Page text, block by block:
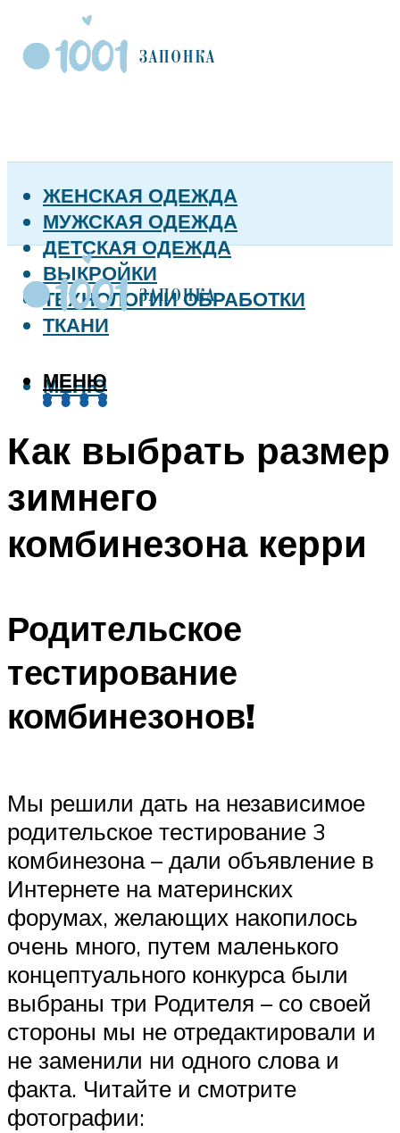
ЖЕНСКАЯ ОДЕЖДА
МУЖСКАЯ ОДЕЖДА
ДЕТСКАЯ ОДЕЖДА
ВЫКРОЙКИ
ТЕХНОЛОГИИ ОБРАБОТКИ
ТКАНИ
МЕНЮ
МЕНЮ
Как выбрать размер
зимнего
комбинезона керри
Родительское
тестирование
комбинезонов!
Мы решили дать на независимое
родительское тестирование 3
комбинезона – дали объявление в
Интернете на материнских
форумах, желающих накопилось
очень много, путем маленького
концептуального конкурса были
выбраны три Родителя – со своей
стороны мы не отредактировали и
не заменили ни одного слова и
факта. Читайте и смотрите
фотографии: